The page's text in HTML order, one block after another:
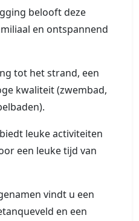
belooft deze
en ontspannend
tot het strand, een
kwaliteit (zwembad,
leuke activiteiten
een leuke tijd van
vindt u een
en een